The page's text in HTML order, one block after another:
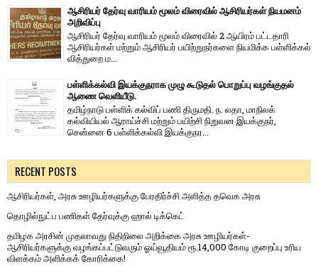
ஆசிரியர் தேர்வு வாரியம் மூலம் விரைவில் ஆசிரியர்கள் நியமனம்
அறிவிப்பு
ஆசிரியர் தேர்வு வாரி​யம் மூலம் விரை​வில் 2 ஆயிரம் பட்​ட​தாரி
ஆசிரியர்​கள் மற்​றும் ஆசிரியர் பயிற்றுநர்​களை நியமிக்க பள்​ளிக்​கல்​
வித்​துறை ம...
பள்ளிக்கல்வி இயக்குநராக முழு கூடுதல் பொறுப்பு வழங்குதல்
ஆணை வெளியீடு.
தமிழ்நாடு பள்ளிக் கல்விப் பணி திருமதி. ந. லதா, மாநிலக்
கல்வியியல் ஆராய்ச்சி மற்றும் பயிற்சி நிறுவன இயக்குநர்,
சென்னை 6 பள்ளிக்கல்வி இயக்குநர...
RECENT POSTS
ஆசிரியர்கள், அரசு ஊழியர்களுக்கு பேரதிர்ச்சி அளித்த தவெக அரசு
தொழில்நுட்ப பணிகள் தேர்வுக்கு ஹால் ​டிக்கெட்
தமிழக அரசின் முதலாவது நிதிநிலை அறிக்கை அரசு ஊழியர்கள்-
ஆசிரியர்களுக்கு வழங்கப்பட்டுவரும் ஓய்வூதியம் ரூ.14,000 கோடி குறைப்பு உரிய
விளக்கம் அளிக்கக் கோரிக்கை!